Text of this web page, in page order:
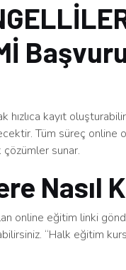
hızlıca kayıt
Tüm süreç
çözümler sunar.
Nasıl
online eğitim linki
“Halk eğitim